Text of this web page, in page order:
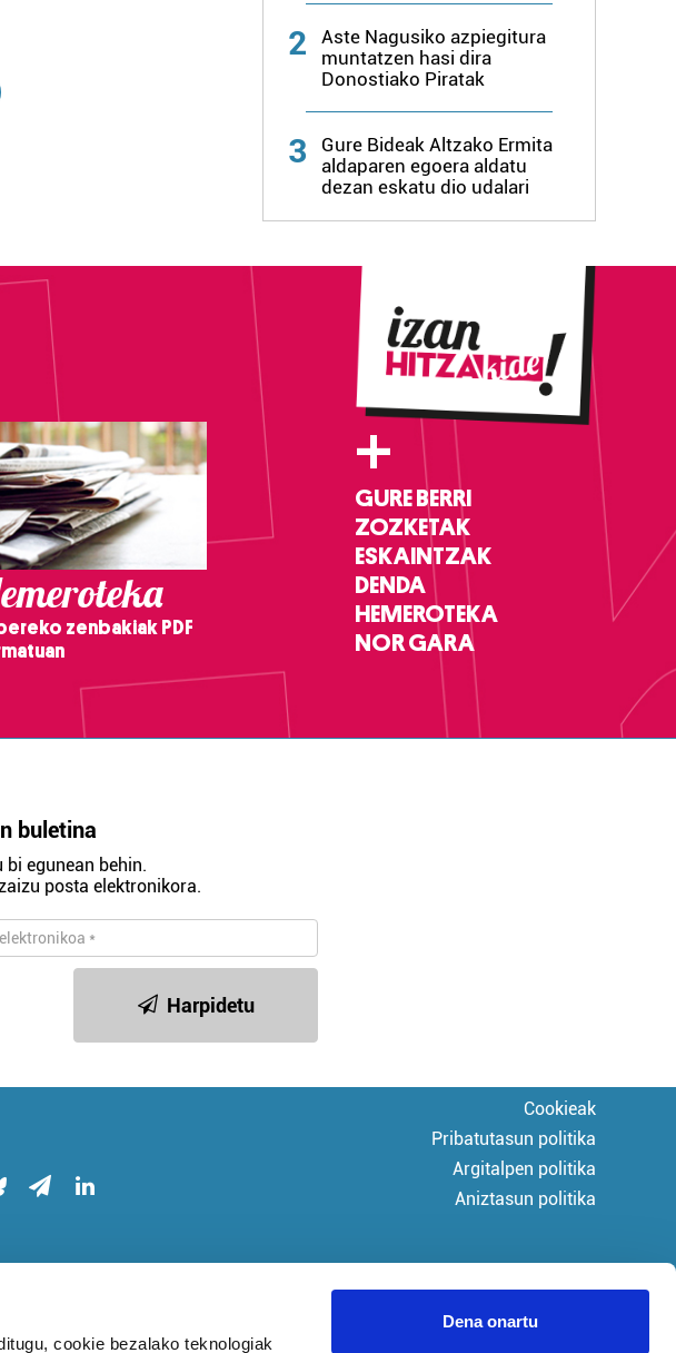
cookie bezalako teknologiak
Dena onartu
2
Aste Nagusiko azpiegitura
muntatzen hasi dira
Donostiako Piratak
3
Gure Bideak Altzako Ermita
aldaparen egoera aldatu
dezan eskatu dio udalari
zenbakiak PDF
+
GURE BERRI
ZOZKETAK
ESKAINTZAK
DENDA
HEMEROTEKA
NOR GARA
buletina
egunean behin.
posta elektronikora.
Harpidetu
Cookieak
Pribatutasun politika
Argitalpen politika
Aniztasun politika